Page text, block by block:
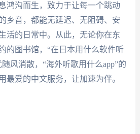
鸿沟而生，致力于让每一个跳动
乡音，都能无延迟、无阻碍、安
活的日常中。从此，无论你在东
的图书馆，“在日本用什么软件听
风消散，“海外听歌用什么app”的
爱的中文服务，让加速为伴。